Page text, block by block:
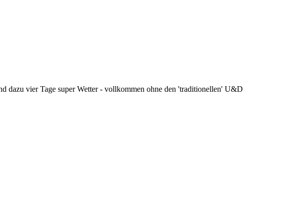
dazu vier Tage super Wetter - vollkommen ohne den 'traditionellen' U&D